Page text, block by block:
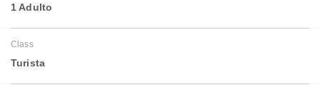
1 Adulto
Class
Turista